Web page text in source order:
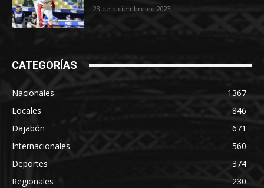
23 de diciembre de 2023
CATEGORÍAS
Nacionales
1367
Locales
846
Dajabón
671
Internacionales
560
Deportes
374
Regionales
230